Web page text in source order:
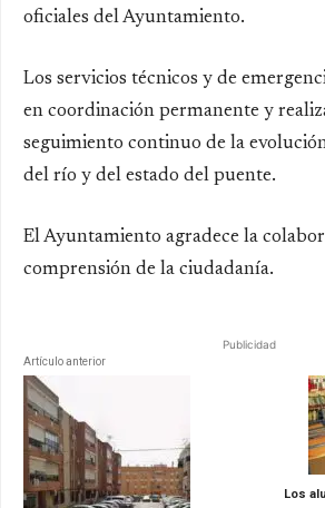
oficiales del Ayuntamiento.
Los servicios técnicos y de
en coordinación permanente y
seguimiento continuo de la
del río y del estado del puente.
El Ayuntamiento agradece la
comprensión de la ciudadanía.
Publicidad
Artículo anterior
Los